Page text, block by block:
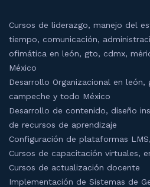
Cursos de liderazgo, manejo del
tiempo, comunicación,
ofimática en león, gto, cdmx,
México
Desarrollo Organizacional en
campeche y todo México
Desarrollo de contenido, diseño
de recursos de aprendizaje
Configuración de plataformas
Cursos de capacitación virtuales,
Cursos de actualización docente
Implementación de Sistemas de